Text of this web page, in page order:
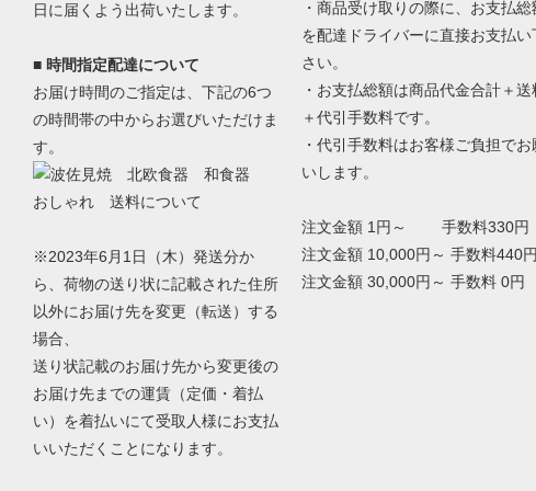
日に届くよう出荷いたします。
■ 時間指定配達について
お届け時間のご指定は、下記の6つ
の時間帯の中からお選びいただけま
す。
※2023年6月1日（木）発送分か
ら、荷物の送り状に記載された住所
以外にお届け先を変更（転送）する
場合、
送り状記載のお届け先から変更後の
お届け先までの運賃（定価・着払
い）を着払いにて受取人様にお支払
いいただくことになります。
・商品受け取りの際に、お支払総
を配達ドライバーに直接お支払い
さい。
・お支払総額は商品代金合計＋送
＋代引手数料です。
・代引手数料はお客様ご負担でお
いします。
注文金額 1円～ 手数料330円
注文金額 10,000円～ 手数料440円
注文金額 30,000円～ 手数料 0円